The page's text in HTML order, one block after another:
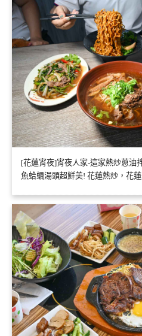
[花蓮宵夜]宵夜人家-這家熱炒蔥油
魚蛤蠣湯頭超鮮美! 花蓮熱炒，花